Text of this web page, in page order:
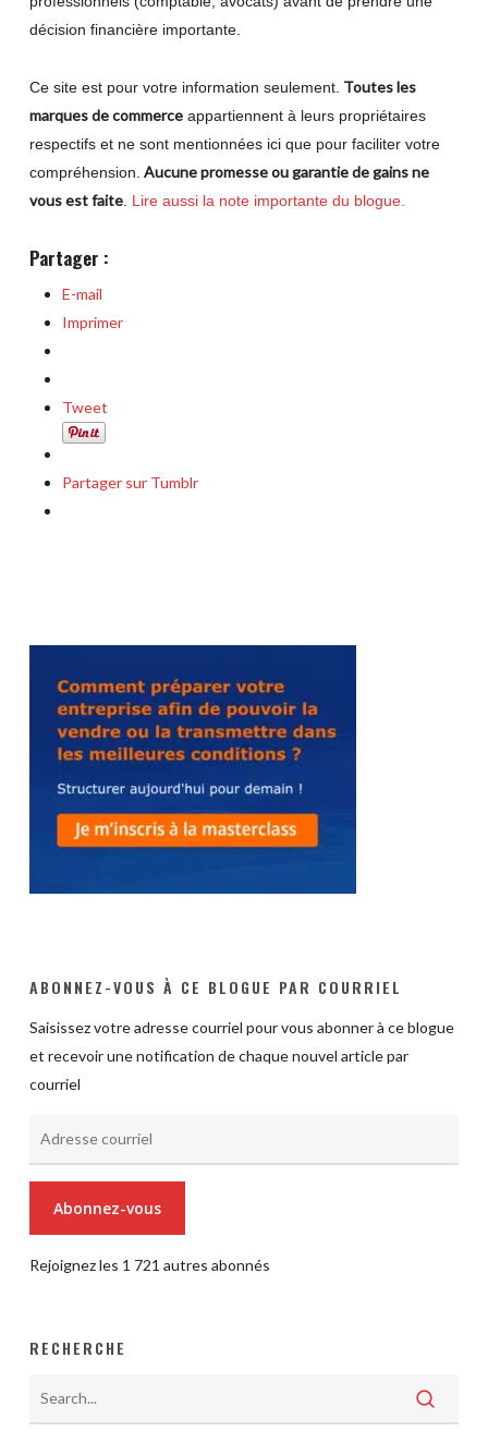
décision financière importante.
Ce site est pour votre information seulement. Toutes les
marques de commerceappartiennent à leurs propriétaires
respectifs et ne sont mentionnées ici que pour faciliter votre
compréhension. Aucune promesse ou garantie de gains ne
vous est faite. Lire aussi la note importante du blogue.
Partager :
E-mail
Imprimer
Tweet
Partager sur Tumblr
ABONNEZ-VOUS À CE BLOGUE PAR COURRIEL
Saisissez votre adresse courriel pour vous abonner à ce blogue
et recevoir une notification de chaque nouvel article par
courriel
Abonnez-vous
Rejoignez les 1 721 autres abonnés
RECHERCHE